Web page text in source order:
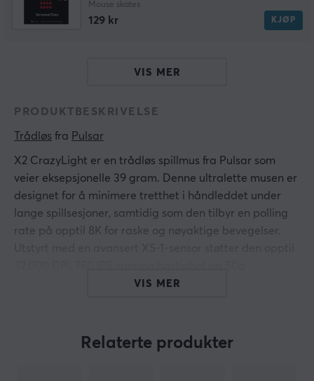
Mouse skates
129 kr KJØP
VIS MER
PRODUKTBESKRIVELSE
Trådløs fra Pulsar
X2 CrazyLight er en trådløs spillmus fra Pulsar som
veier eksepsjonelle 39 gram. Denne ultralette musen er
designet for å minimere tretthet i håndleddet under
lange spillsesjoner, samtidig som den tilbyr en polling
rate på opptil 8K for raske og nøyaktige bevegelser.
akselerasjon, som gir gamere høy presisjon og kontroll.
form med en bred midje som passer både claw- og
fingertip-grep. Den er bygget med holdbare optiske
VIS MER
Relaterte produkter